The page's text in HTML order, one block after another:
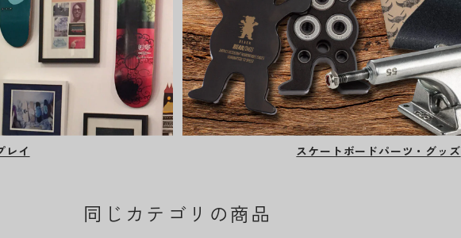
レイ スケートボードパーツ・グッズ
同じカテゴリの商品